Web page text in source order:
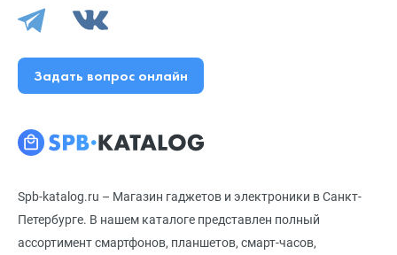
Spb-katalog.ru – Магазин гаджетов и электроники в Санкт-
Петербурге. В нашем каталоге представлен полный
ассортимент смартфонов, планшетов, смарт-часов,
Задать вопрос онлайн